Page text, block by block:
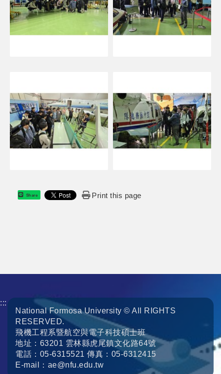
Share Print this page
:::
National Formosa University © All RIGHTS
RESERVED.
飛機工程系暨航空與電子科技碩士班
地址：63201 雲林縣虎尾鎮文化路64號
電話：05-6315521 傳真：05-6312415
E-mail：ae@nfu.edu.tw